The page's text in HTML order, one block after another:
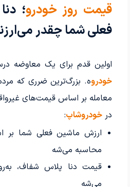
قیمت روز خودرو؛
فعلی شما چقدر
اولین قدم برای یک معاوضه
خودروه. بزرگ‌ترین ضرری که
معامله بر اساس قیمت‌های
در خودروشاپ:
ارزش ماشین فعلی شما بر
محاسبه می‌شه
قیمت دنا پلاس شفاف،
می‌شه